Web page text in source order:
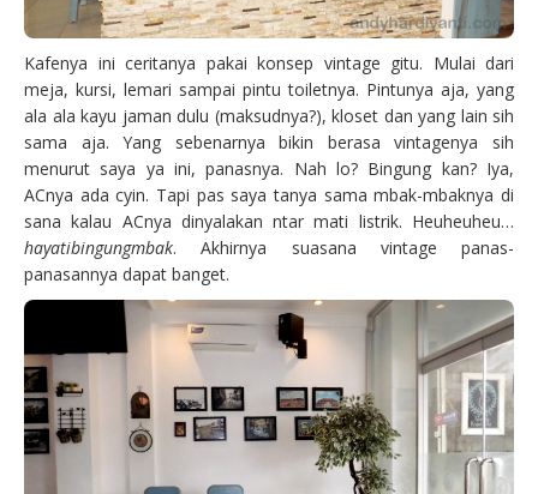
Kafenya ini ceritanya pakai konsep vintage gitu. Mulai dari
meja, kursi, lemari sampai pintu toiletnya. Pintunya aja, yang
ala ala kayu jaman dulu (maksudnya?), kloset dan yang lain sih
sama aja. Yang sebenarnya bikin berasa vintagenya sih
menurut saya ya ini, panasnya. Nah lo? Bingung kan? Iya,
ACnya ada cyin. Tapi pas saya tanya sama mbak-mbaknya di
sana kalau ACnya dinyalakan ntar mati listrik. Heuheuheu…
hayatibingungmbak. Akhirnya suasana vintage panas-
panasannya dapat banget.